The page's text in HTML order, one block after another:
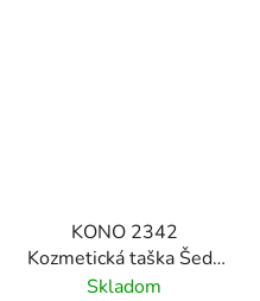
KONO 2342
Kozmetická taška Šedá
na zavesenie 3,5L
Skladom